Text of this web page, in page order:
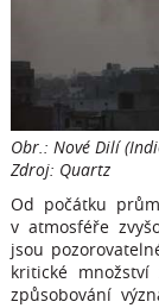
Obr.: Nové Dilí
Zdroj: Quartz
Od počátku
v atmosféře
jsou
kritické
způsobování